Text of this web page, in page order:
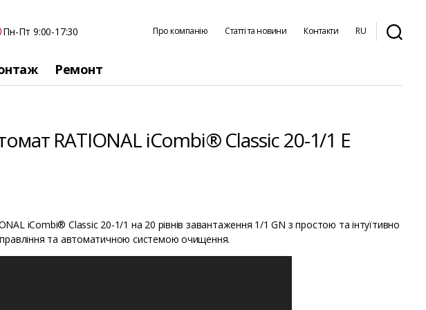
Пн-Пт 9:00-17:30 Про компанію Статті та новини Контакти RU
Ремонт
RATIONAL iCombi® Classic 20-1/1 E
iCombi® Classic 20-1/1 на 20 рівнів завантаження 1/1 GN з простою та інтуїтивно
та автоматичною системою очищення.